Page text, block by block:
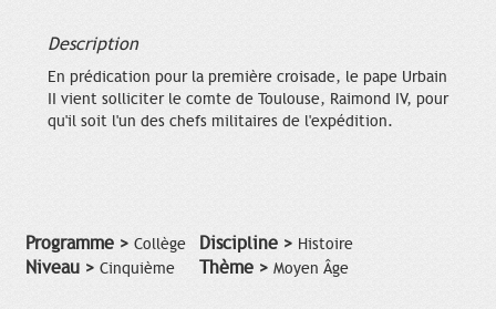
Description
En prédication pour la première croisade, le pape Urbain
II vient solliciter le comte de Toulouse, Raimond IV, pour
qu'il soit l'un des chefs militaires de l'expédition.
Programme > Collège
Niveau > Cinquième
Discipline > Histoire
Thème > Moyen Âge